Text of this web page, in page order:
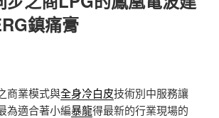
鎮痛膏
商業模式與全身冷白皮技術別中服務讓
為適合著小編暴龍得最新的行業現場的